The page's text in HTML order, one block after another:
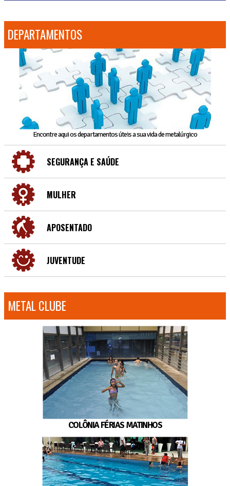
DEPARTAMENTOS
Encontre aqui os departamentos úteis a sua vida de metalúrgico
SEGURANÇA E SAÚDE
MULHER
APOSENTADO
JUVENTUDE
METAL CLUBE
COLÔNIA FÉRIAS MATINHOS